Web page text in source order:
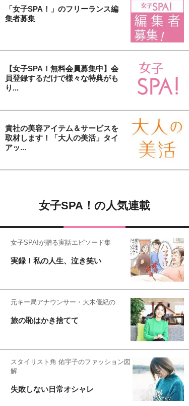
「女子SPA！」のフリーランス編
集者募集
【女子SPA！無料会員募集中】会
員登録するだけで様々な特典がも
り...
貴社の美容アイテム＆サービスを
取材します！「大人の美活」タイ
アッ...
女子SPA！の人気連載
女子SPA!が贈る実話エピソード集
実録！私の人生、泣き笑い
元キー局アナウンサー・大木優紀の
旅の恥はかき捨てて
スタイリスト角 佑宇子のファッション図
解
失敗しない日常オシャレ